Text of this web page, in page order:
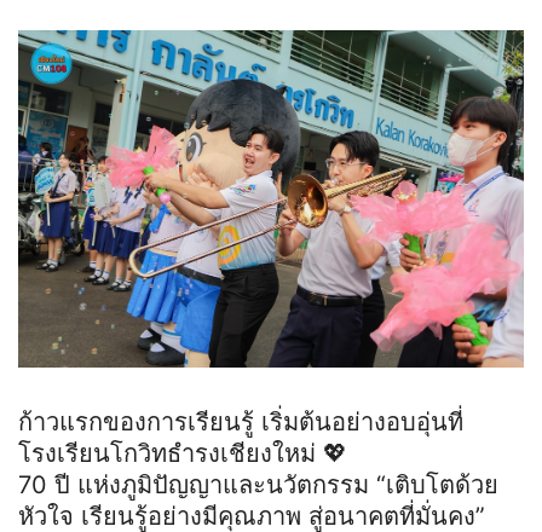
ก้าวแรกของการเรียนรู้ เริ่มต้นอย่างอบอุ่นที่
โรงเรียนโกวิทธำรงเชียงใหม่ 💖
70 ปี แห่งภูมิปัญญาและนวัตกรรม “เติบโตด้วย
หัวใจ เรียนรู้อย่างมีคุณภาพ สู่อนาคตที่มั่นคง”